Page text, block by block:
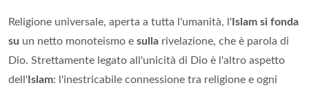
Religione universale, aperta a tutta l'umanità, l'Islam si fonda
su un netto monoteismo e sulla rivelazione, che è parola di
Dio. Strettamente legato all'unicità di Dio è l'altro aspetto
dell'Islam: l'inestricabile connessione tra religione e ogni